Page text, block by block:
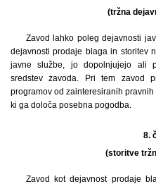
(tržna
Zavod lahko poleg dejavnosti
dejavnosti prodaje blaga in storitev
javne službe, jo dopolnjujejo ali
sredstev zavoda. Pri tem zavod
programov od zainteresiranih
ki ga določa posebna pogodba.
8.
(storitve
Zavod kot dejavnost prodaje